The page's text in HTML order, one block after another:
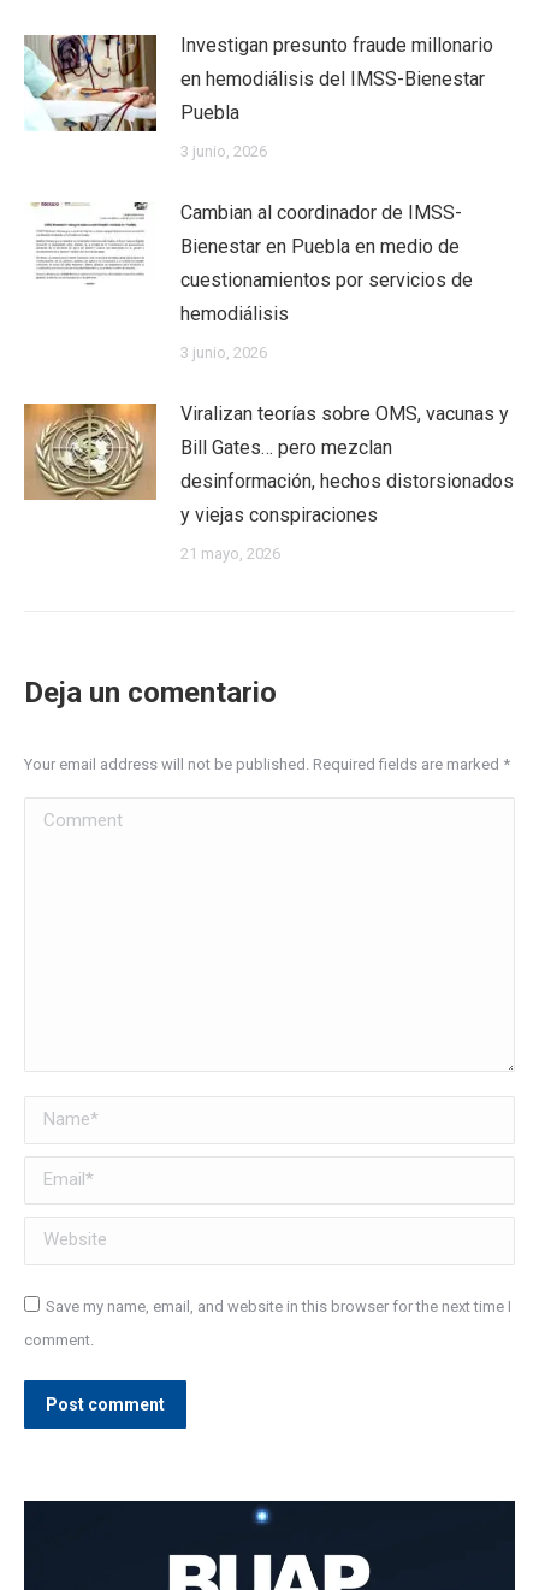
Investigan presunto fraude millonario
en hemodiálisis del IMSS-Bienestar
Puebla
3 junio, 2026
Cambian al coordinador de IMSS-
Bienestar en Puebla en medio de
cuestionamientos por servicios de
hemodiálisis
3 junio, 2026
Viralizan teorías sobre OMS, vacunas y
Bill Gates… pero mezclan
desinformación, hechos distorsionados
y viejas conspiraciones
21 mayo, 2026
Deja un comentario
Your email address will not be published. Required fields are marked *
Comment
Name *
Email *
Website
Save my name, email, and website in this browser for the next time I
comment.
Post comment